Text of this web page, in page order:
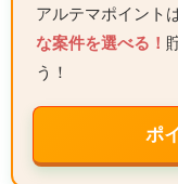
アルテマポイント
な案件を選べる！
う！
ポ